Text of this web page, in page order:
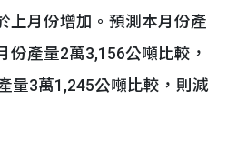
上月份增加。預測本月份產
份產量2萬3,156公噸比較，
量3萬1,245公噸比較，則減